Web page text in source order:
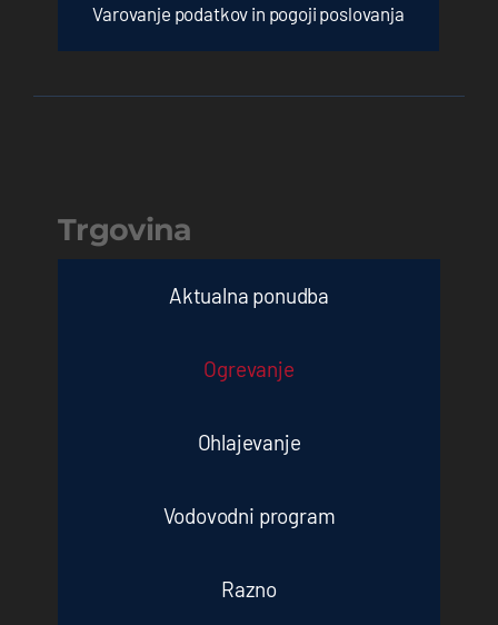
Varovanje podatkov in pogoji poslovanja
Trgovina
Aktualna ponudba
Ogrevanje
Ohlajevanje
Vodovodni program
Razno